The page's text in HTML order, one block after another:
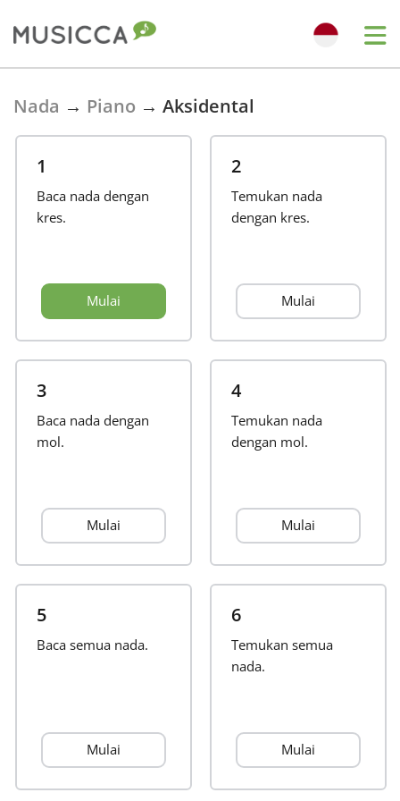
English
Nada → Piano → Aksidental
1
Baca nada dengan
kres.
Mulai
2
Temukan nada
dengan kres.
Mulai
3
Baca nada dengan
mol.
Mulai
4
Temukan nada
dengan mol.
Mulai
5
Baca semua nada.
Mulai
6
Temukan semua
nada.
Mulai